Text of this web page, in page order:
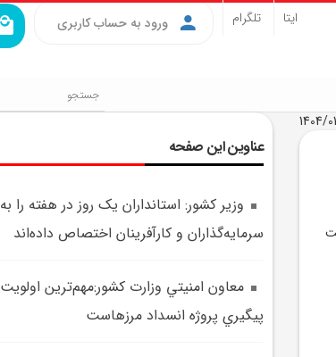
ورود به حساب کاربری ایتا تلگرام
عناوین این صفحه
وزير کشور: استانداران يک روز در هفته را به
سرمايه‌گذاران و کارآفرينان اختصاص داده‌اند
معاون امنيتي وزارت کشور:مهم‌ترين اولويت
پيگيري پروژه انسداد مرزهاست